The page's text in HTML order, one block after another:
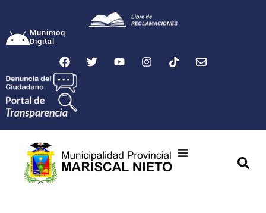
Munimoq
Digital